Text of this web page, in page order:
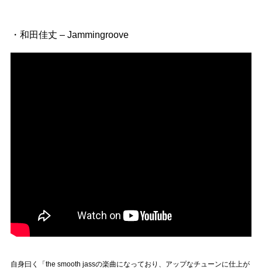
・和田佳丈 – Jammingroove
自身曰く「the smooth jassの楽曲になっており、アップなチューンに仕上が